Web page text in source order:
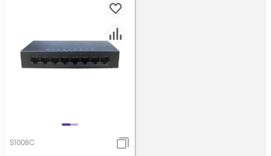
S1008C